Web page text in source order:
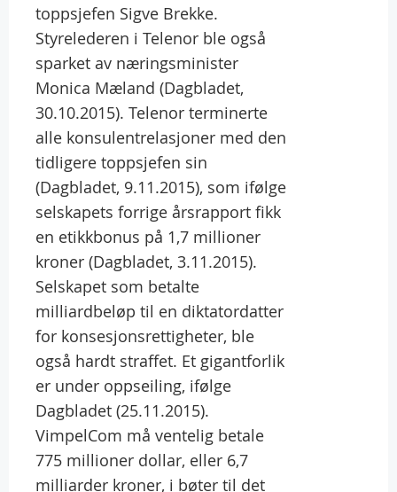
toppsjefen Sigve Brekke.
Styrelederen i Telenor ble også
sparket av næringsminister
Monica Mæland (Dagbladet,
30.10.2015). Telenor terminerte
alle konsulentrelasjoner med den
tidligere toppsjefen sin
(Dagbladet, 9.11.2015), som ifølge
selskapets forrige årsrapport fikk
en etikkbonus på 1,7 millioner
kroner (Dagbladet, 3.11.2015).
Selskapet som betalte
milliardbeløp til en diktatordatter
for konsesjonsrettigheter, ble
også hardt straffet. Et gigantforlik
er under oppseiling, ifølge
Dagbladet (25.11.2015).
VimpelCom må ventelig betale
775 millioner dollar, eller 6,7
milliarder kroner, i bøter til det